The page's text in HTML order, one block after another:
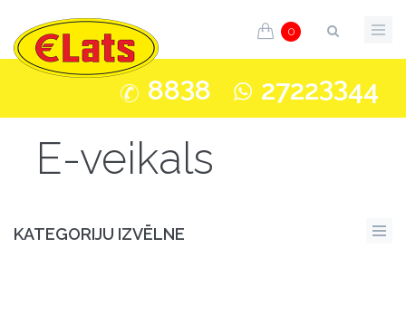
0
8838 27223344
E-veikals
KATEGORIJU IZVĒLNE